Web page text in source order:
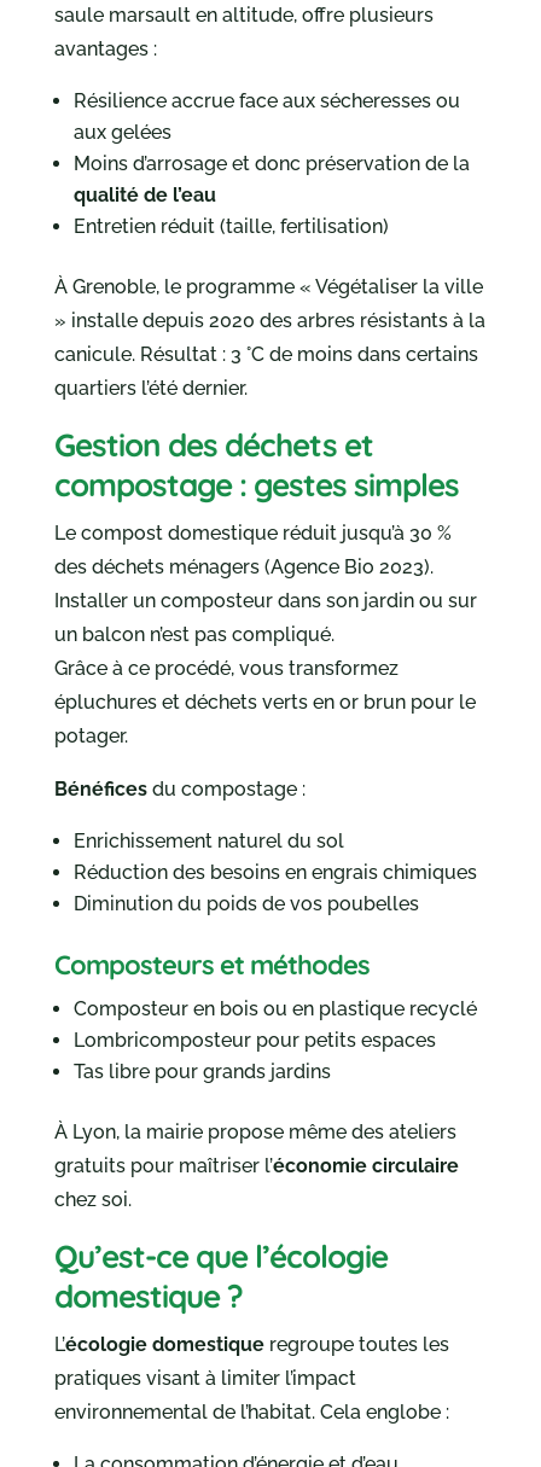
saule marsault en altitude, offre plusieurs
avantages :
Résilience accrue face aux sécheresses ou
aux gelées
Moins d’arrosage et donc préservation de la
qualité de l’eau
Entretien réduit (taille, fertilisation)
À Grenoble, le programme « Végétaliser la ville
» installe depuis 2020 des arbres résistants à la
canicule. Résultat : 3 °C de moins dans certains
quartiers l’été dernier.
Gestion des déchets et
compostage : gestes simples
Le compost domestique réduit jusqu’à 30 %
des déchets ménagers (Agence Bio 2023).
Installer un composteur dans son jardin ou sur
un balcon n’est pas compliqué.
Grâce à ce procédé, vous transformez
épluchures et déchets verts en or brun pour le
potager.
Bénéficesdu compostage :
Enrichissement naturel du sol
Réduction des besoins en engrais chimiques
Diminution du poids de vos poubelles
Composteurs et méthodes
Composteur en bois ou en plastique recyclé
Lombricomposteur pour petits espaces
Tas libre pour grands jardins
À Lyon, la mairie propose même des ateliers
gratuits pour maîtriser l’économie circulaire
chez soi.
Qu’est-ce que l’écologie
domestique ?
L’écologie domestiqueregroupe toutes les
pratiques visant à limiter l’impact
environnemental de l’habitat. Cela englobe :